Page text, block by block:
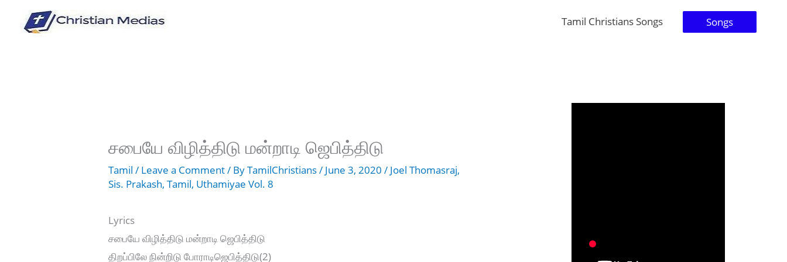
Tamil Christians Songs Songs
சபையே விழித்திடு மன்றாடி ஜெபித்திடு
Tamil / Leave a Comment/ ByTamilChristians/ June 3, 2020/ Joel Thomasraj,
Sis. Prakash,Tamil, Uthamiyae Vol. 8
Lyrics
சபையே விழித்திடு மன்றாடி ஜெபித்திடு
திறப்பிலே நின்றிடு போராடிஜெபித்திடு(2)